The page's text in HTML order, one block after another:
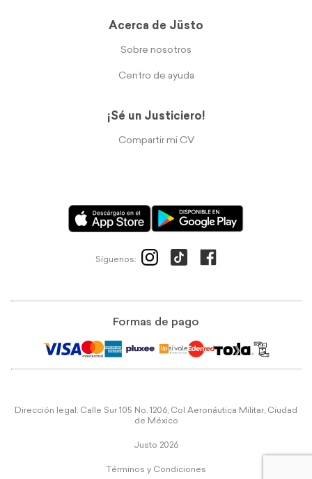
Acerca de Jüsto
Sobre nosotros
Centro de ayuda
¡Sé un Justiciero!
Compartir mi CV
Síguenos:
Formas de pago
Dirección legal: Calle Sur 105 No. 1206, Col Aeronáutica Militar, Ciudad
de México
Justo 2026
Términos y Condiciones